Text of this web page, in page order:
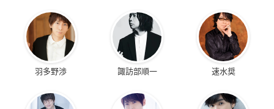
羽多野渉 諏訪部順一 速水奨